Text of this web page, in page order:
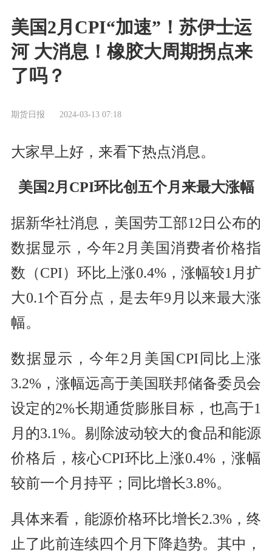
美国2月CPI“加速”！苏伊士运
河 大消息！橡胶大周期拐点来
了吗？
期货日报 2024-03-13 07:18
大家早上好，来看下热点消息。
美国2月CPI环比创五个月来最大涨幅
据新华社消息，美国劳工部12日公布的
数据显示，今年2月美国消费者价格指
数（CPI）环比上涨0.4%，涨幅较1月扩
大0.1个百分点，是去年9月以来最大涨
幅。
数据显示，今年2月美国CPI同比上涨
3.2%，涨幅远高于美国联邦储备委员会
设定的2%长期通货膨胀目标，也高于1
月的3.1%。剔除波动较大的食品和能源
价格后，核心CPI环比上涨0.4%，涨幅
较前一个月持平；同比增长3.8%。
具体来看，能源价格环比增长2.3%，终
止了此前连续四个月下降趋势。其中，